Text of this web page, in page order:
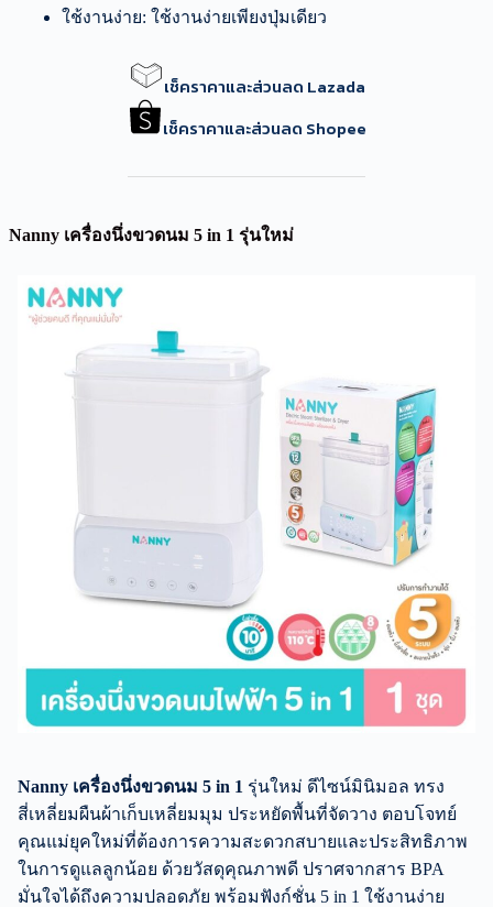
ใช้งานง่าย: ใช้งานง่ายเพียงปุ่มเดียว
เช็คราคาและส่วนลด Lazada
เช็คราคาและส่วนลด Shopee
Nanny เครื่องนึ่งขวดนม 5 in 1 รุ่นใหม่
Nanny เครื่องนึ่งขวดนม 5 in 1 รุ่นใหม่ ดีไซน์มินิมอล ทรง
สี่เหลี่ยมผืนผ้าเก็บเหลี่ยมมุม ประหยัดพื้นที่จัดวาง ตอบโจทย์
คุณแม่ยุคใหม่ที่ต้องการความสะดวกสบายและประสิทธิภาพ
ในการดูแลลูกน้อย ด้วยวัสดุคุณภาพดี ปราศจากสาร BPA
มั่นใจได้ถึงความปลอดภัย พร้อมฟังก์ชั่น 5 in 1 ใช้งานง่าย